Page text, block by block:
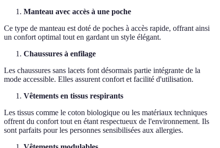
Manteau avec accès à une poche
Ce type de manteau est doté de poches à accès rapide, offrant ainsi
un confort optimal tout en gardant un style élégant.
Chaussures à enfilage
Les chaussures sans lacets font désormais partie intégrante de la
mode accessible. Elles assurent confort et facilité d'utilisation.
Vêtements en tissus respirants
Les tissus comme le coton biologique ou les matériaux techniques
offrent du confort tout en étant respectueux de l'environnement. Ils
sont parfaits pour les personnes sensibilisées aux allergies.